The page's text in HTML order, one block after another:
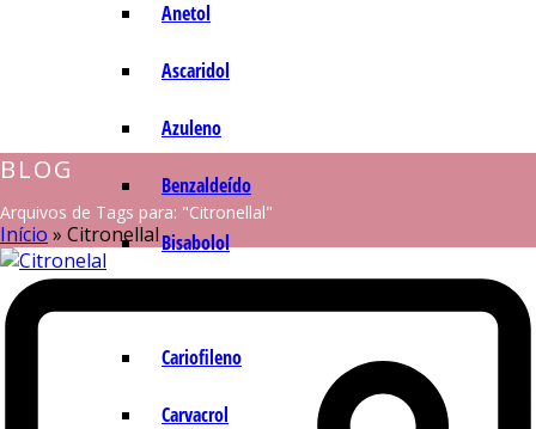
Anetol
Ascaridol
Azuleno
Benzaldeído
Bisabolol
Cariofileno
Carvacrol
BLOG
Arquivos de Tags para: "Citronellal"
Início » Citronellal